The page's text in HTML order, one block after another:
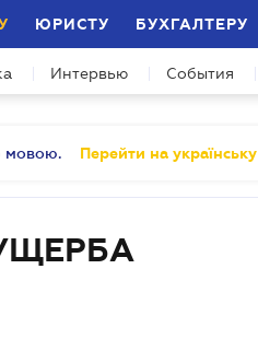
ЮРИСТУ БУХГАЛТЕРУ
Интервью События
мовою. Перейти на українську